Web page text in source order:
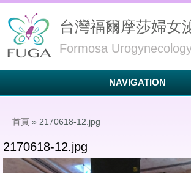
台灣福爾摩莎婦女
Formosa
NAVIGATION
首頁 » 2170618-12.jpg
2170618-12.jpg